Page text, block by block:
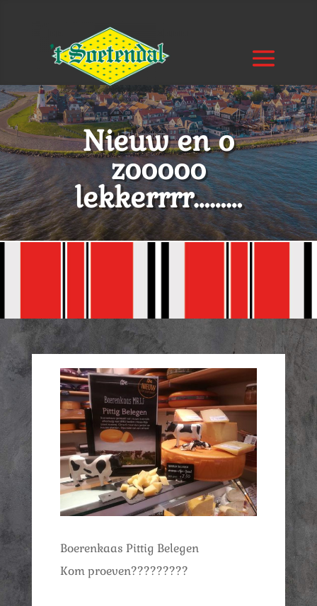
Nieuw en o
zooooo
lekkerrrr………
Boerenkaas Pittig Belegen
Kom proeven?????????